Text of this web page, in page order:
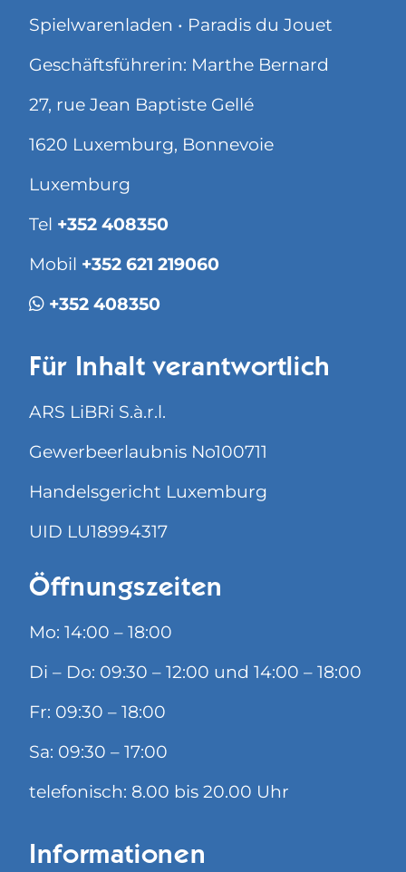
Spielwarenladen • Paradis du Jouet
Geschäftsführerin: Marthe Bernard
27, rue Jean Baptiste Gellé
1620 Luxemburg, Bonnevoie
Luxemburg
Tel +352 408350
Mobil +352 621 219060
+352 408350
Für Inhalt verantwortlich
ARS LiBRi S.à.r.l.
Gewerbeerlaubnis No100711
Handelsgericht Luxemburg
UID LU18994317
Öffnungszeiten
Mo: 14:00 – 18:00
Di – Do: 09:30 – 12:00 und 14:00 – 18:00
Fr: 09:30 – 18:00
Sa: 09:30 – 17:00
telefonisch: 8.00 bis 20.00 Uhr
Informationen